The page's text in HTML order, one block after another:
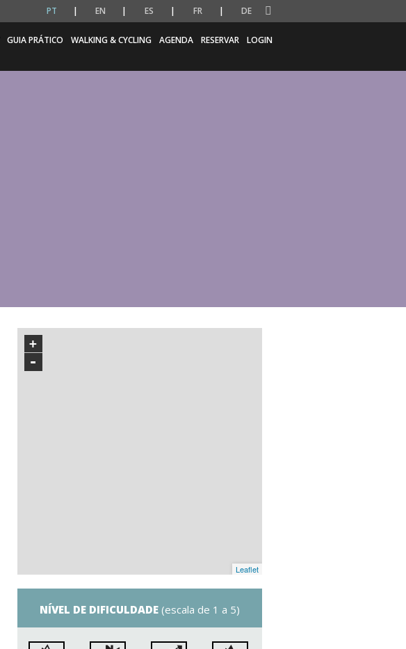
PT EN ES FR DE
GUIA PRÁTICO WALKING & CYCLING AGENDA RESERVAR LOGIN
+
-
Leaflet
NÍVEL DE DIFICULDADE (escala de 1 a 5)